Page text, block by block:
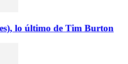
lo último de Tim Burton